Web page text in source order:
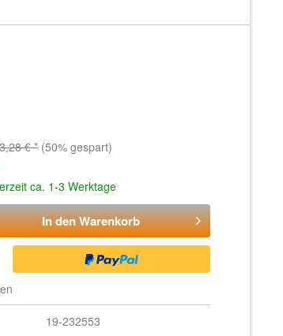
€ * (50% gespart)
ca. 1-3 Werktage
In denWarenkorb
19-232553